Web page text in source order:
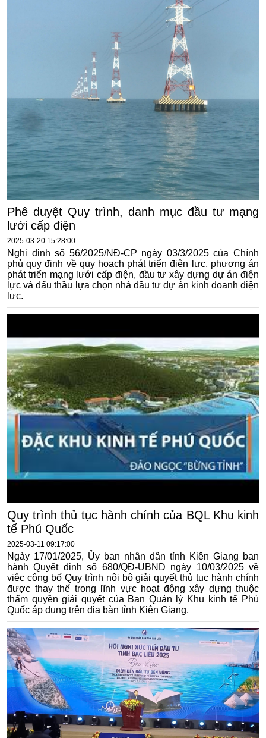
Phê duyệt Quy trình, danh mục đầu tư mạng
lưới cấp điện
2025-03-20 15:28:00
Nghị định số 56/2025/NĐ-CP ngày 03/3/2025 của Chính
phủ quy định về quy hoạch phát triển điện lực, phương án
phát triển mạng lưới cấp điện, đầu tư xây dựng dự án điện
lực và đấu thầu lựa chọn nhà đầu tư dự án kinh doanh điện
lực.
Quy trình thủ tục hành chính của BQL Khu kinh
tế Phú Quốc
2025-03-11 09:17:00
Ngày 17/01/2025, Ủy ban nhân dân tỉnh Kiên Giang ban
hành Quyết định số 680/QĐ-UBND ngày 10/03/2025 về
việc công bố Quy trình nội bộ giải quyết thủ tục hành chính
được thay thế trong lĩnh vực hoạt động xây dựng thuộc
thẩm quyền giải quyết của Ban Quản lý Khu kinh tế Phú
Quốc áp dụng trên địa bàn tỉnh Kiên Giang.